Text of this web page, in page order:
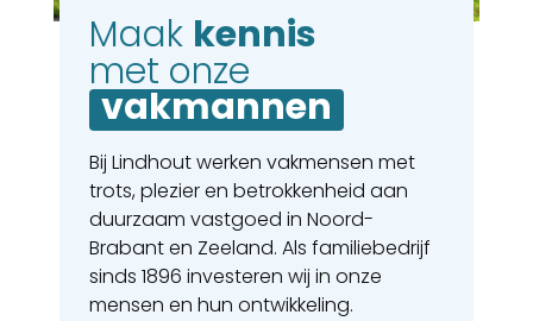
Maak kennis
met onze
vakmannen
Bij Lindhout werken vakmensen met
trots, plezier en betrokkenheid aan
duurzaam vastgoed in Noord-
Brabant en Zeeland. Als familiebedrijf
sinds 1896 investeren wij in onze
mensen en hun ontwikkeling.